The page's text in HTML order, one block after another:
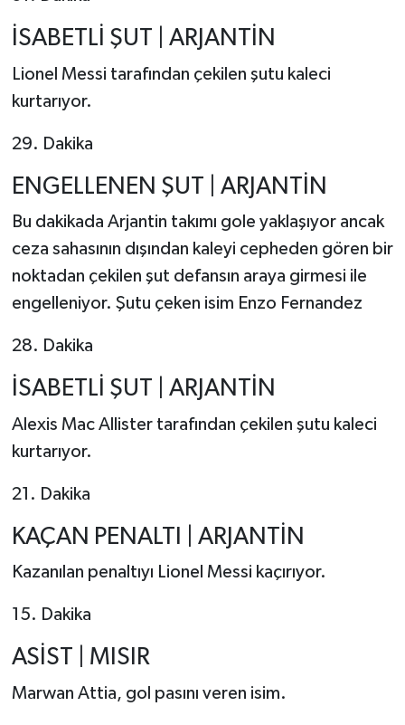
İSABETLİ ŞUT | ARJANTİN
Lionel Messi tarafından çekilen şutu kaleci
kurtarıyor.
29. Dakika
ENGELLENEN ŞUT | ARJANTİN
Bu dakikada Arjantin takımı gole yaklaşıyor ancak
ceza sahasının dışından kaleyi cepheden gören bir
noktadan çekilen şut defansın araya girmesi ile
engelleniyor. Şutu çeken isim Enzo Fernandez
28. Dakika
İSABETLİ ŞUT | ARJANTİN
Alexis Mac Allister tarafından çekilen şutu kaleci
kurtarıyor.
21. Dakika
KAÇAN PENALTI | ARJANTİN
Kazanılan penaltıyı Lionel Messi kaçırıyor.
15. Dakika
ASİST | MISIR
Marwan Attia, gol pasını veren isim.